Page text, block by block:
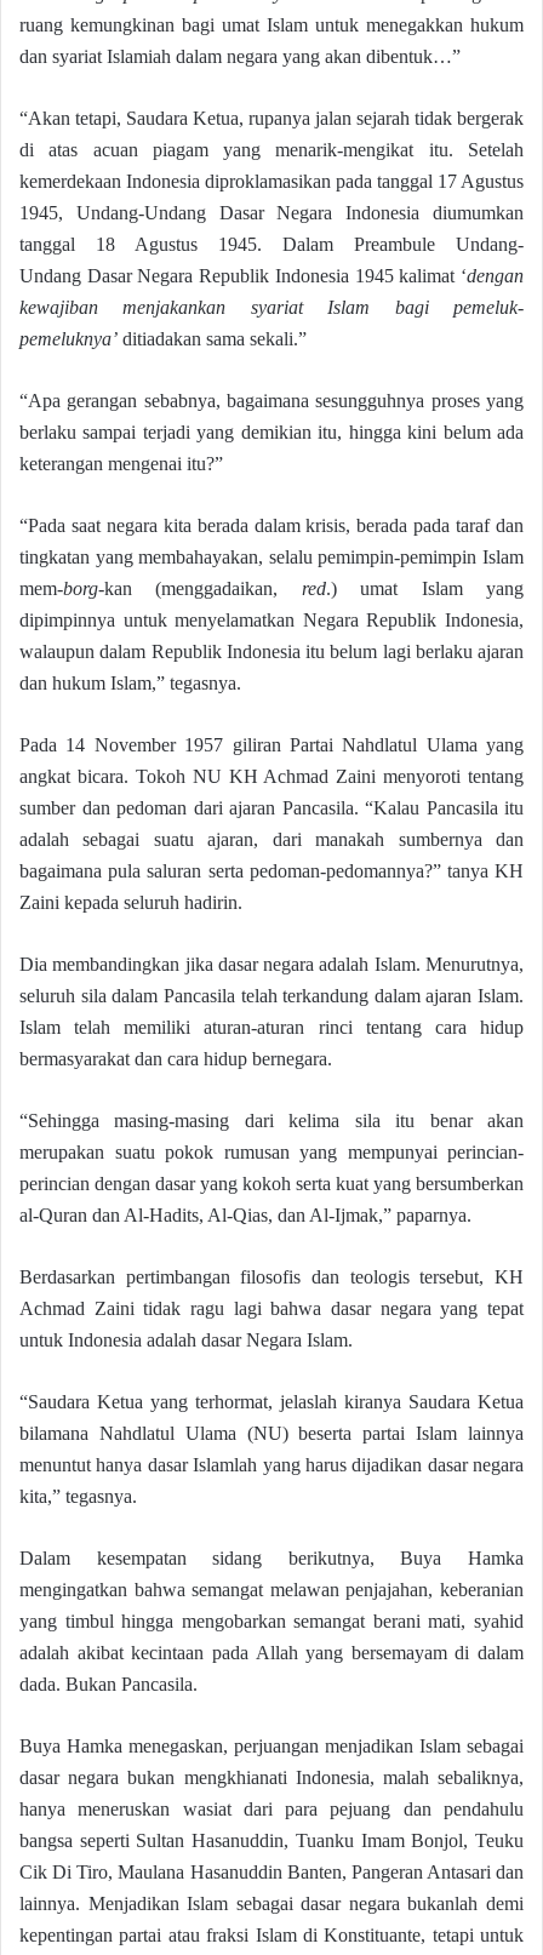
ruang kemungkinan bagi umat Islam untuk menegakkan hukum
dan syariat Islamiah dalam negara yang akan dibentuk…”
“Akan tetapi, Saudara Ketua, rupanya jalan sejarah tidak bergerak
di atas acuan piagam yang menarik-mengikat itu. Setelah
kemerdekaan Indonesia diproklamasikan pada tanggal 17 Agustus
1945, Undang-Undang Dasar Negara Indonesia diumumkan
tanggal 18 Agustus 1945. Dalam Preambule Undang-
Undang Dasar Negara Republik Indonesia 1945 kalimat ‘dengan
kewajiban menjakankan syariat Islam bagi pemeluk-
pemeluknya’ ditiadakan sama sekali.”
“Apa gerangan sebabnya, bagaimana sesungguhnya proses yang
berlaku sampai terjadi yang demikian itu, hingga kini belum ada
keterangan mengenai itu?”
“Pada saat negara kita berada dalam krisis, berada pada taraf dan
tingkatan yang membahayakan, selalu pemimpin-pemimpin Islam
mem-borg-kan (menggadaikan, red.) umat Islam yang
dipimpinnya untuk menyelamatkan Negara Republik Indonesia,
walaupun dalam Republik Indonesia itu belum lagi berlaku ajaran
dan hukum Islam,” tegasnya.
Pada 14 November 1957 giliran Partai Nahdlatul Ulama yang
angkat bicara. Tokoh NU KH Achmad Zaini menyoroti tentang
sumber dan pedoman dari ajaran Pancasila. “Kalau Pancasila itu
adalah sebagai suatu ajaran, dari manakah sumbernya dan
bagaimana pula saluran serta pedoman-pedomannya?” tanya KH
Zaini kepada seluruh hadirin.
Dia membandingkan jika dasar negara adalah Islam. Menurutnya,
seluruh sila dalam Pancasila telah terkandung dalam ajaran Islam.
Islam telah memiliki aturan-aturan rinci tentang cara hidup
bermasyarakat dan cara hidup bernegara.
“Sehingga masing-masing dari kelima sila itu benar akan
merupakan suatu pokok rumusan yang mempunyai perincian-
perincian dengan dasar yang kokoh serta kuat yang bersumberkan
al-Quran dan Al-Hadits, Al-Qias, dan Al-Ijmak,” paparnya.
Berdasarkan pertimbangan filosofis dan teologis tersebut, KH
Achmad Zaini tidak ragu lagi bahwa dasar negara yang tepat
untuk Indonesia adalah dasar Negara Islam.
“Saudara Ketua yang terhormat, jelaslah kiranya Saudara Ketua
bilamana Nahdlatul Ulama (NU) beserta partai Islam lainnya
menuntut hanya dasar Islamlah yang harus dijadikan dasar negara
kita,” tegasnya.
Dalam kesempatan sidang berikutnya, Buya Hamka
mengingatkan bahwa semangat melawan penjajahan, keberanian
yang timbul hingga mengobarkan semangat berani mati, syahid
adalah akibat kecintaan pada Allah yang bersemayam di dalam
dada. Bukan Pancasila.
Buya Hamka menegaskan, perjuangan menjadikan Islam sebagai
dasar negara bukan mengkhianati Indonesia, malah sebaliknya,
hanya meneruskan wasiat dari para pejuang dan pendahulu
bangsa seperti Sultan Hasanuddin, Tuanku Imam Bonjol, Teuku
Cik Di Tiro, Maulana Hasanuddin Banten, Pangeran Antasari dan
lainnya. Menjadikan Islam sebagai dasar negara bukanlah demi
kepentingan partai atau fraksi Islam di Konstituante, tetapi untuk